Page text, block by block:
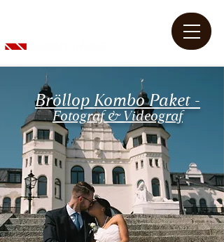
Bröllop Kombo Paket -
Fotograf & Videograf